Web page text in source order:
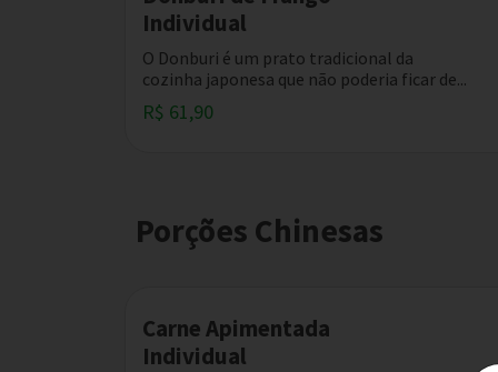
Individual
O Donburi é um prato tradicional da
cozinha japonesa que não poderia ficar de...
R$ 61,90
Porções Chinesas
Carne Apimentada
Individual